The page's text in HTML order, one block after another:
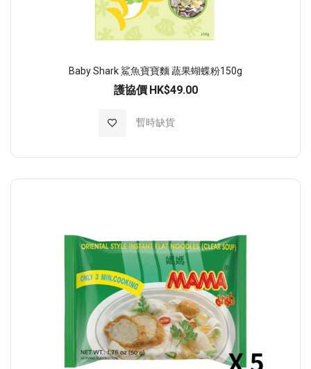
Baby Shark 鯊魚寶寶麵 蔬果蝴蝶粉150g
護協價 HK$49.00
暫時缺貨
加入至願望清單